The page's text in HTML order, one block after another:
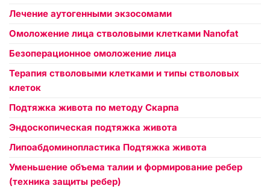
Лечение аутогенными экзосомами
Омоложение лица стволовыми клетками Nanofat
Безоперационное омоложение лица
Терапия стволовыми клетками и типы стволовых
клеток
Подтяжка живота по методу Скарпа
Эндоскопическая подтяжка живота
Липоабдоминопластика Подтяжка живота
Уменьшение объема талии и формирование ребер
(техника защиты ребер)